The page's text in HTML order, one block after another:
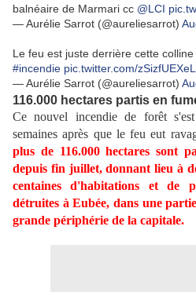
balnéaire de Marmari cc @LCI
— Aurélie Sarrot (@aureliesarrot)
Le feu est juste derrière cette
#incendie pic.twitter.com/zSizfUEXeL
— Aurélie Sarrot (@aureliesarrot)
116.000 hectares partis en
Ce nouvel incendie de forêt
semaines après que le feu eut
plus de 116.000 hectares sont
depuis fin juillet, donnant lieu à
centaines d'habitations et de
détruites à Eubée, dans une
grande périphérie de la capitale.